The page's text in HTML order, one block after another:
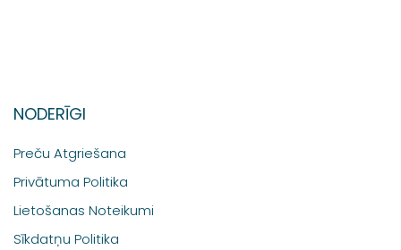
NODERĪGI
Preču Atgriešana
Privātuma Politika
Lietošanas Noteikumi
Sīkdatņu Politika